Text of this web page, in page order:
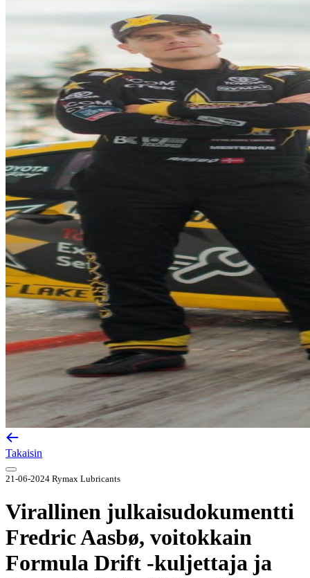
Takaisin
21-06-2024 Rymax Lubricants
Virallinen julkaisudokumentti
Fredric Aasbø, voitokkain
Formula Drift -kuljettaja ja